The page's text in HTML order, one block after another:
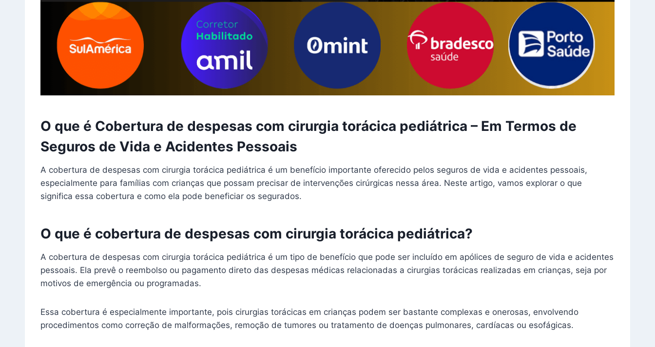
O que é Cobertura de despesas com cirurgia torácica pediátrica – Em Termos de
Seguros de Vida e Acidentes Pessoais
A cobertura de despesas com cirurgia torácica pediátrica é um benefício importante oferecido pelos seguros de vida e acidentes pessoais,
especialmente para famílias com crianças que possam precisar de intervenções cirúrgicas nessa área. Neste artigo, vamos explorar o que
significa essa cobertura e como ela pode beneficiar os segurados.
O que é cobertura de despesas com cirurgia torácica pediátrica?
A cobertura de despesas com cirurgia torácica pediátrica é um tipo de benefício que pode ser incluído em apólices de seguro de vida e acidentes
pessoais. Ela prevê o reembolso ou pagamento direto das despesas médicas relacionadas a cirurgias torácicas realizadas em crianças, seja por
motivos de emergência ou programadas.
Essa cobertura é especialmente importante, pois cirurgias torácicas em crianças podem ser bastante complexas e onerosas, envolvendo
procedimentos como correção de malformações, remoção de tumores ou tratamento de doenças pulmonares, cardíacas ou esofágicas.